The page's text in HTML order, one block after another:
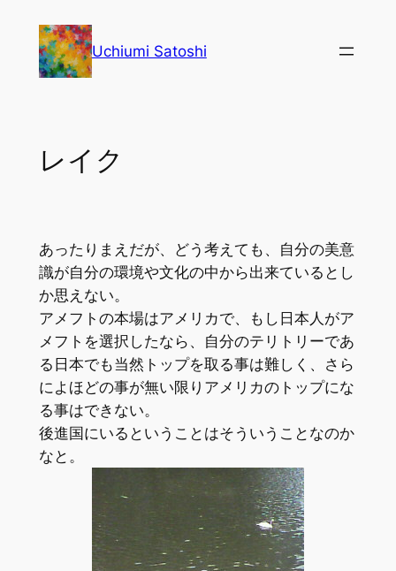
Uchiumi Satoshi
レイク
あったりまえだが、どう考えても、自分の美意
識が自分の環境や文化の中から出来ているとし
か思えない。
アメフトの本場はアメリカで、もし日本人がア
メフトを選択したなら、自分のテリトリーであ
る日本でも当然トップを取る事は難しく、さら
によほどの事が無い限りアメリカのトップにな
る事はできない。
後進国にいるということはそういうことなのか
なと。